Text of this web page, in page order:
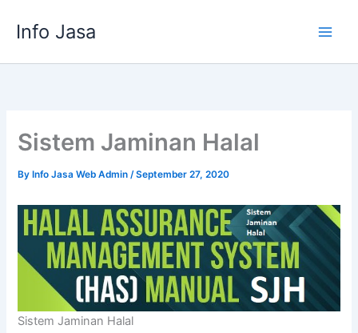
Info Jasa
Sistem Jaminan Halal
By Info Jasa Web Admin/September 27, 2020
Sistem Jaminan Halal